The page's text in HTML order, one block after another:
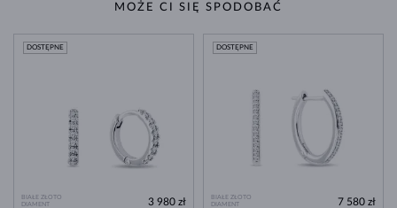
MOŻE CI SIĘ SPODOBAĆ
BIAŁE ZŁOTO
DIAMENT
DOSTĘPNE
3 980 zł
BIAŁE ZŁOTO
DIAMENT
DOSTĘPNE
7 580 zł